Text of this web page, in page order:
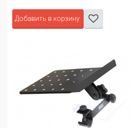
Добавить в корзину